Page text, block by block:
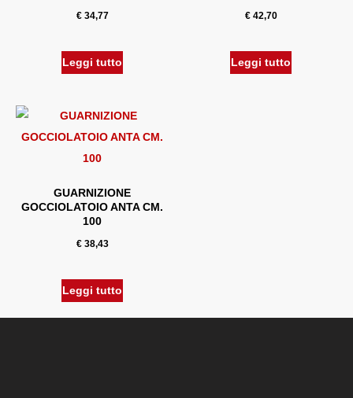
€34,77
Leggi tutto
€42,70
Leggi tutto
GUARNIZIONE
GOCCIOLATOIO ANTA CM.
100
€38,43
Leggi tutto